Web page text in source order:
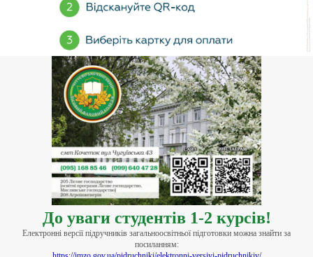
До уваги студентів 1-2 курсів!
Електронні версії підручників загальноосвітньої підготовки можна знайти за
посиланням: